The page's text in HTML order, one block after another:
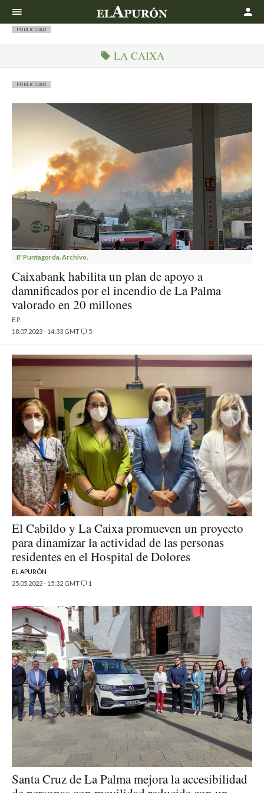
PUBLICIDAD
LA CAIXA
PUBLICIDAD
IF Puntagorda. Archivo.
Caixabank habilita un plan de apoyo a
damnificados por el incendio de La Palma
valorado en 20 millones
E.P.
18.07.2023 - 14:33 GMT
5
El Cabildo y La Caixa promueven un proyecto
para dinamizar la actividad de las personas
residentes en el Hospital de Dolores
EL APURÓN
25.05.2022 - 15:32 GMT
1
Santa Cruz de La Palma mejora la accesibilidad